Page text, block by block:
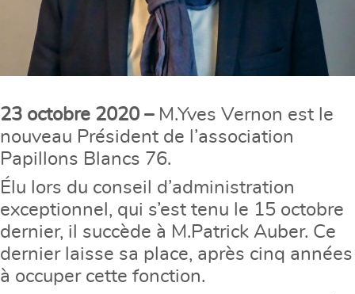
23 octobre 2020 –M.Yves Vernon est le
nouveau Président de l’association
Papillons Blancs 76.
Élu lors du conseil d’administration
exceptionnel, qui s’est tenu le 15 octobre
dernier, il succède à M.Patrick Auber. Ce
dernier laisse sa place, après cinq années
à occuper cette fonction.